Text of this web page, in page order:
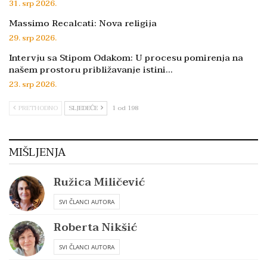
31. srp 2026.
Massimo Recalcati: Nova religija
29. srp 2026.
Intervju sa Stipom Odakom: U procesu pomirenja na
našem prostoru približavanje istini…
23. srp 2026.
PRETHODNO SLJEDEĆE 1 od 198
MIŠLJENJA
Ružica Miličević
SVI ČLANCI AUTORA
Roberta Nikšić
SVI ČLANCI AUTORA